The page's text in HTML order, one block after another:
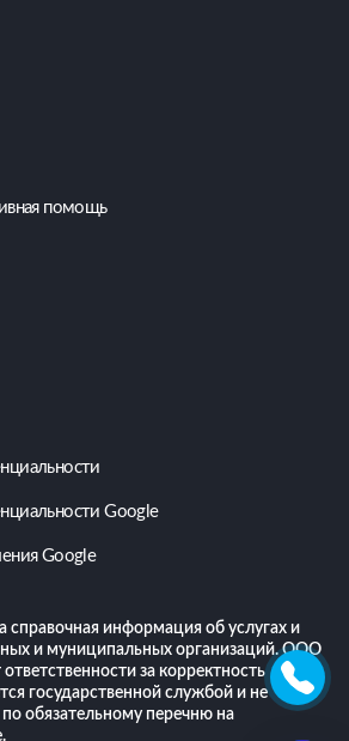
помощь
Google
Google
справочная информация об услугах и
и муниципальных организаций. ООО
за корректность
государственной службой и не
по обязательному перечню на